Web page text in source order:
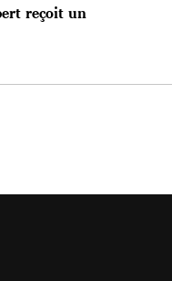
reçoit un